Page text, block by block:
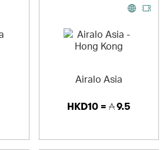
Airalo Asia
HKD10 = 9.5